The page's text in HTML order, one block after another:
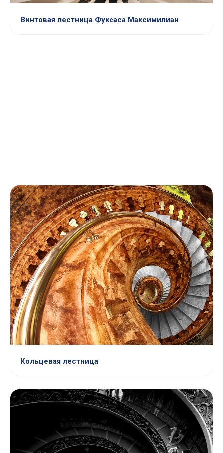
Винтовая лестница Фуксаса Максимилиан
Кольцевая лестница